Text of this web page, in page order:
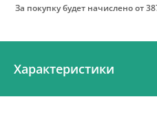
За покупку будет начисленоот
Характеристики